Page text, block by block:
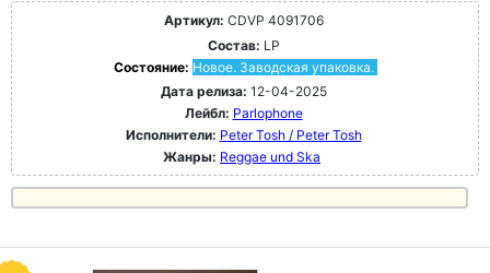
Артикул: CDVP 4091706
Состав: LP
Состояние: Новое. Заводская упаковка.
Дата релиза: 12-04-2025
Лейбл: Parlophone
Исполнители: Peter Tosh / Peter Tosh
Жанры: Reggae und Ska